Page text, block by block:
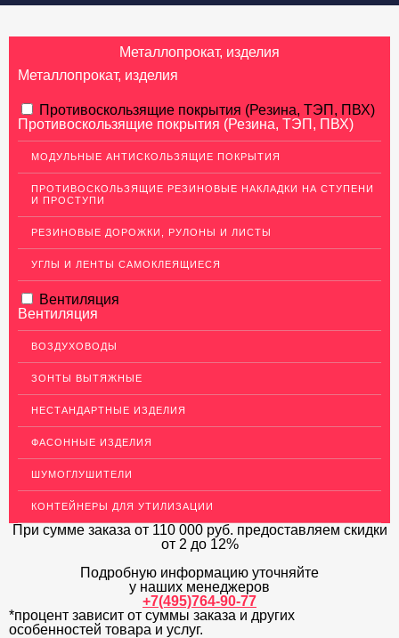
ПРОИЗВОДИТЕЛИ
КАК КУПИТЬ
Металлопрокат, изделия
Металлопрокат, изделия
АЛЮМИНИЕВЫЙ ПРОКАТ
НЕРЖАВЕЮЩАЯ СТАЛЬ
МЕДНЫЙ ПРОКАТ
ЛАТУННЫЙ ПРОКАТ
ДЕКОР НЕРЖАВЕЙКА
ОГРАЖДЕНИЯ ДЛЯ ЛЕСТНИЦ
ЭЛЕКТРОДЫ
ДЕКОРАТИВНЫЙ УГОЛОК
МЕТАЛЛИЧЕСКИЕ ПОРОГИ НАПОЛЬНЫЕ (ДЛЯ ПОЛА),
РАСКЛАДКА, ПЛИНТУС
ПОТОЛКИ
АКЦИИ
НЕДОРОГОЙ МЕТАЛЛОПРОКАТ
Противоскользящие покрытия (Резина, ТЭП, ПВХ)
Противоскользящие покрытия (Резина, ТЭП, ПВХ)
МОДУЛЬНЫЕ АНТИСКОЛЬЗЯЩИЕ ПОКРЫТИЯ
ПРОТИВОСКОЛЬЗЯЩИЕ РЕЗИНОВЫЕ НАКЛАДКИ НА СТУПЕНИ
И ПРОСТУПИ
РЕЗИНОВЫЕ ДОРОЖКИ, РУЛОНЫ И ЛИСТЫ
УГЛЫ И ЛЕНТЫ САМОКЛЕЯЩИЕСЯ
Вентиляция
Вентиляция
ВОЗДУХОВОДЫ
ЗОНТЫ ВЫТЯЖНЫЕ
НЕСТАНДАРТНЫЕ ИЗДЕЛИЯ
ФАСОННЫЕ ИЗДЕЛИЯ
ШУМОГЛУШИТЕЛИ
КОНТЕЙНЕРЫ ДЛЯ УТИЛИЗАЦИИ
При сумме заказа от 110 000 руб. предоставляем скидки
от 2 до 12%
Подробную информацию уточняйте
у наших менеджеров
+7(495)764-90-77
*процент зависит от суммы заказа и других
особенностей товара и услуг.